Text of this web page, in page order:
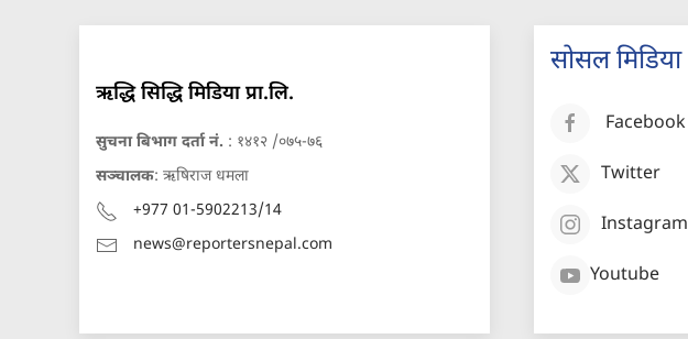
ऋद्धि सिद्धि मिडिया प्रा.लि.
सुचना बिभाग दर्ता नं. : १४१२ /०७५-७६
सञ्चालक: ऋषिराज धमला
+977 01-5902213/14
news@reportersnepal.com
सोसल मिडिया
Facebook
Twitter
Instagram
Youtube